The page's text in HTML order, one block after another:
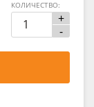
+
-
КОЛИЧЕСТВО: